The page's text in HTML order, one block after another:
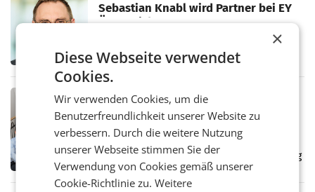
Sebastian Knabl wird Partner bei EY
Österreich
Österreich. In seiner neuen Funktion soll er
Banken und Finanzinstitute bei
Risikomanagement und bei
Transformationsprojekten
MARKETING & MEDIA
kju: stellt Führungsteam neu auf
Die Wiener Digitalagentur kju: erweitert ihre
Führungsebene. Andrea Sampl-Neureiter
rückt mit Anfang August in die Agenturleitung
auf. Gemeinsam mit drei weiteren
Neubesetzungen entsteht
×
Diese Webseite verwendet
Cookies.
Wir verwenden Cookies, um die
Benutzerfreundlichkeit unserer Website zu
verbessern. Durch die weitere Nutzung
unserer Webseite stimmen Sie der
Verwendung von Cookies gemäß unserer
Cookie-Richtlinie zu.Weitere